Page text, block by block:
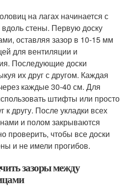
на лагах начинается с
вдоль стены. Первую доску
оставляя зазор в 10-15 мм
для вентиляции и
Последующие доски
их друг с другом. Каждая
каждые 30-40 см. Для
штифты или просто
к другу. После укладки всех
и полом закрываются
проверить, чтобы все доски
и не имели прогибов.
зазоры между